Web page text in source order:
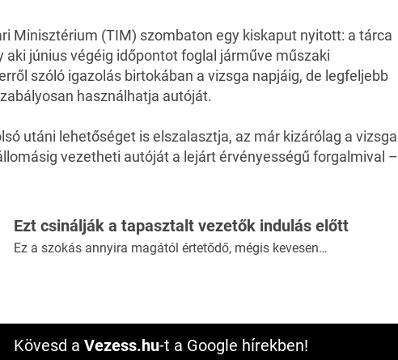
Minisztérium (TIM) szombaton egy kiskaput nyitott: a tárca
aki június végéig időpontot foglal járműve műszaki
szóló igazolás birtokában a vizsga napjáig, de legfeljebb
használhatja autóját.
utáni lehetőséget is elszalasztja, az már kizárólag a vizsga
vezetheti autóját a lejárt érvényességű forgalmival –
Ezt csinálják a tapasztalt vezetők indulás előtt
Ez a szokás annyira magától értetődő, mégis kevesen…
Kövesd a Vezess.hu-t a Google hírekben!